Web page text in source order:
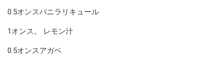
0.5オンスバニラリキュール
1オンス。 レモン汁
0.5オンスアガベ